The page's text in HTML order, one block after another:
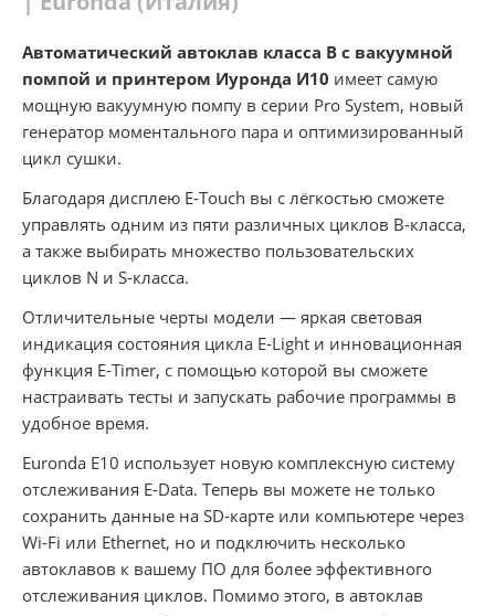
Автоматический автоклав класса B с вакуумной
помпой и принтером Иуронда И10 имеет самую
мощную вакуумную помпу в серии Pro System, новый
генератор моментального пара и оптимизированный
цикл сушки.
Благодаря дисплею E-Touch вы с лёгкостью сможете
управлять одним из пяти различных циклов B-класса,
а также выбирать множество пользовательских
циклов N и S-класса.
Отличительные черты модели — яркая световая
индикация состояния цикла E-Light и инновационная
функция E-Timer, с помощью которой вы сможете
настраивать тесты и запускать рабочие программы в
удобное время.
Euronda E10 использует новую комплексную систему
отслеживания E-Data. Теперь вы можете не только
сохранить данные на SD-карте или компьютере через
Wi-Fi или Ethernet, но и подключить несколько
автоклавов к вашему ПО для более эффективного
отслеживания циклов. Помимо этого, в автоклав